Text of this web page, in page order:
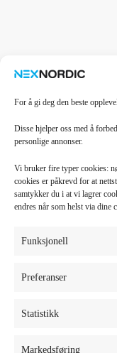
For å gi deg den beste
Disse hjelper oss med å
personlige annonser.
Vi bruker fire typer cookies:
cookies er påkrevd for at
samtykker du i at vi lagrer
endres når som helst via dine
Funksjonell
Preferanser
Statistikk
Markedsføring